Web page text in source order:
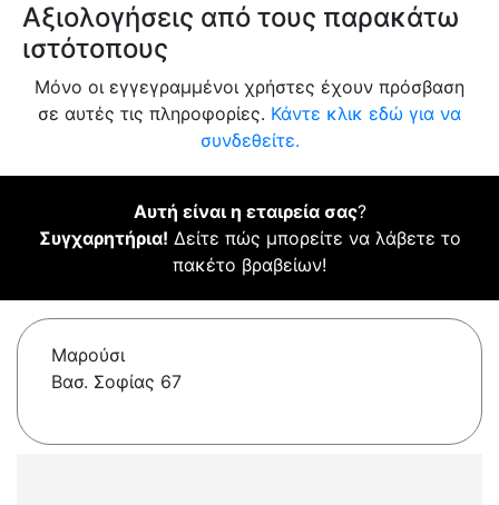
Αξιολογήσεις από τους παρακάτω
ιστότοπους
Μόνο οι εγγεγραμμένοι χρήστες έχουν πρόσβαση
σε αυτές τις πληροφορίες. Κάντε κλικ εδώ για να
συνδεθείτε.
Αυτή είναι η εταιρεία σας?
Συγχαρητήρια! Δείτε πώς μπορείτε να λάβετε το
πακέτο βραβείων!
Μαρούσι
Βασ. Σοφίας 67